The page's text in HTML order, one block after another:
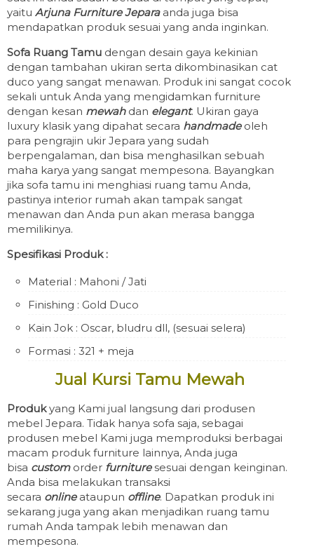
yaitu Arjuna Furniture Jeparaanda juga bisa
mendapatkan produk sesuai yang anda inginkan.
Sofa Ruang Tamu dengan desain gaya kekinian
dengan tambahan ukiran serta dikombinasikan cat
duco yang sangat menawan. Produk ini sangat cocok
sekali untuk Anda yang mengidamkan furniture
dengan kesan mewahdan elegant. Ukiran gaya
luxury klasik yang dipahat secara handmadeoleh
para pengrajin ukir Jepara yang sudah
berpengalaman, dan bisa menghasilkan sebuah
maha karya yang sangat mempesona. Bayangkan
jika sofa tamu ini menghiasi ruang tamu Anda,
pastinya interior rumah akan tampak sangat
menawan dan Anda pun akan merasa bangga
memilikinya.
Spesifikasi Produk :
Material : Mahoni / Jati
Finishing : Gold Duco
Kain Jok : Oscar, bludru dll, (sesuai selera)
Formasi : 321 + meja
Jual Kursi Tamu Mewah
Produkyang Kami jual langsung dari produsen
mebel Jepara. Tidak hanya sofa saja, sebagai
produsen mebel Kami juga memproduksi berbagai
macam produk furniture lainnya, Anda juga
bisa customorder furnituresesuai dengan keinginan.
Anda bisa melakukan transaksi
secara online ataupun offline. Dapatkan produk ini
sekarang juga yang akan menjadikan ruang tamu
rumah Anda tampak lebih menawan dan
mempesona.